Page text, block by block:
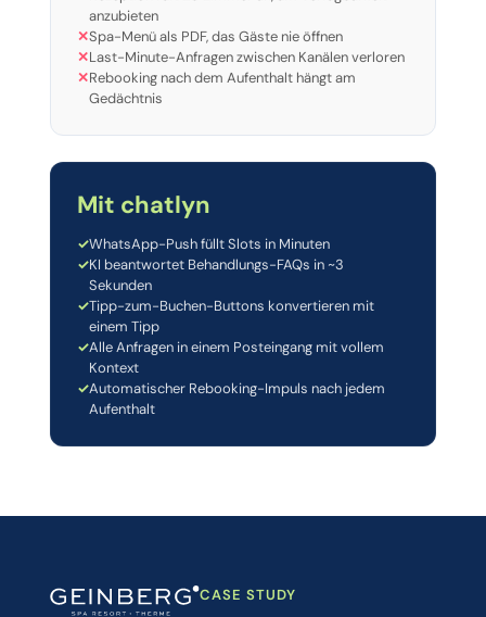
anzubieten
✕Spa-Menü als PDF, das Gäste nie öffnen
✕Last-Minute-Anfragen zwischen Kanälen verloren
✕Rebooking nach dem Aufenthalt hängt am
Gedächtnis
Mit chatlyn
✓WhatsApp-Push füllt Slots in Minuten
✓KI beantwortet Behandlungs-FAQs in ~3
Sekunden
✓Tipp-zum-Buchen-Buttons konvertieren mit
einem Tipp
✓Alle Anfragen in einem Posteingang mit vollem
Kontext
✓Automatischer Rebooking-Impuls nach jedem
Aufenthalt
CASE STUDY